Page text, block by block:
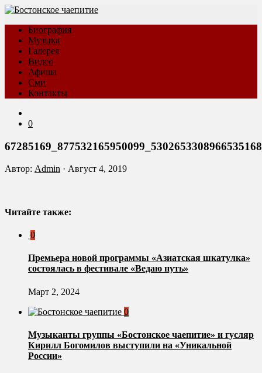
Биография
Музыка
Галерея
Видео
Афиша
Сми
Контакты
0
Автор: Admin · Август 4, 2019
Читайте также:
0
Премьера новой программы «Азиатская шкатулка»
состоялась в фестивале «Ведаю путь»
Март 2, 2024
0
Музыканты группы «Бостонское чаепитие» и гусляр
Кирилл Богомилов выступили на «Уникальной
России»